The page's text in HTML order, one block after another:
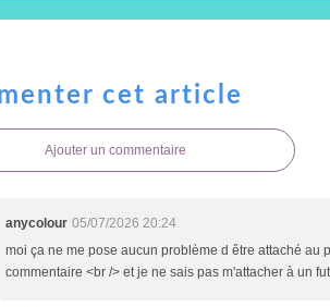
cet article
Ajouter un commentaire
anycolour 05/07/2026 20:24
moi ça ne me pose aucun problème d être attaché au
commentaire <br /> et je ne sais pas m'attacher à un